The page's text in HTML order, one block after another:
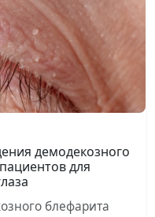
демодекозного
для
блефарита